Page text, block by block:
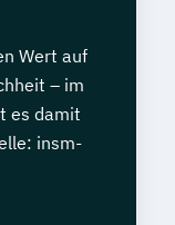
Wert auf
– im
es damit
insm-